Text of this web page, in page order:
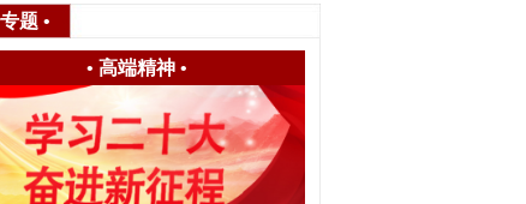
题 •
• 高端精神•